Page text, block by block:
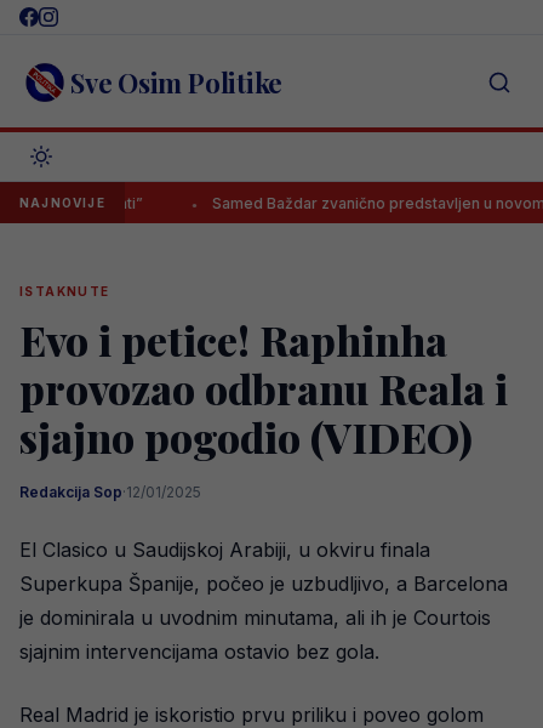
Skip
content Sve Osim Politike
NAJNOVIJE Samed Baždar zvanično predstavljen u novom klubu
ISTAKNUTE
Evo i petice! Raphinha
provozao odbranu Reala i
sjajno pogodio (VIDEO)
Redakcija Sop·12/01/2025
El Clasico u Saudijskoj Arabiji, u okviru finala
Superkupa Španije, počeo je uzbudljivo, a Barcelona
je dominirala u uvodnim minutama, ali ih je Courtois
sjajnim intervencijama ostavio bez gola.
Real Madrid je iskoristio prvu priliku i poveo golom